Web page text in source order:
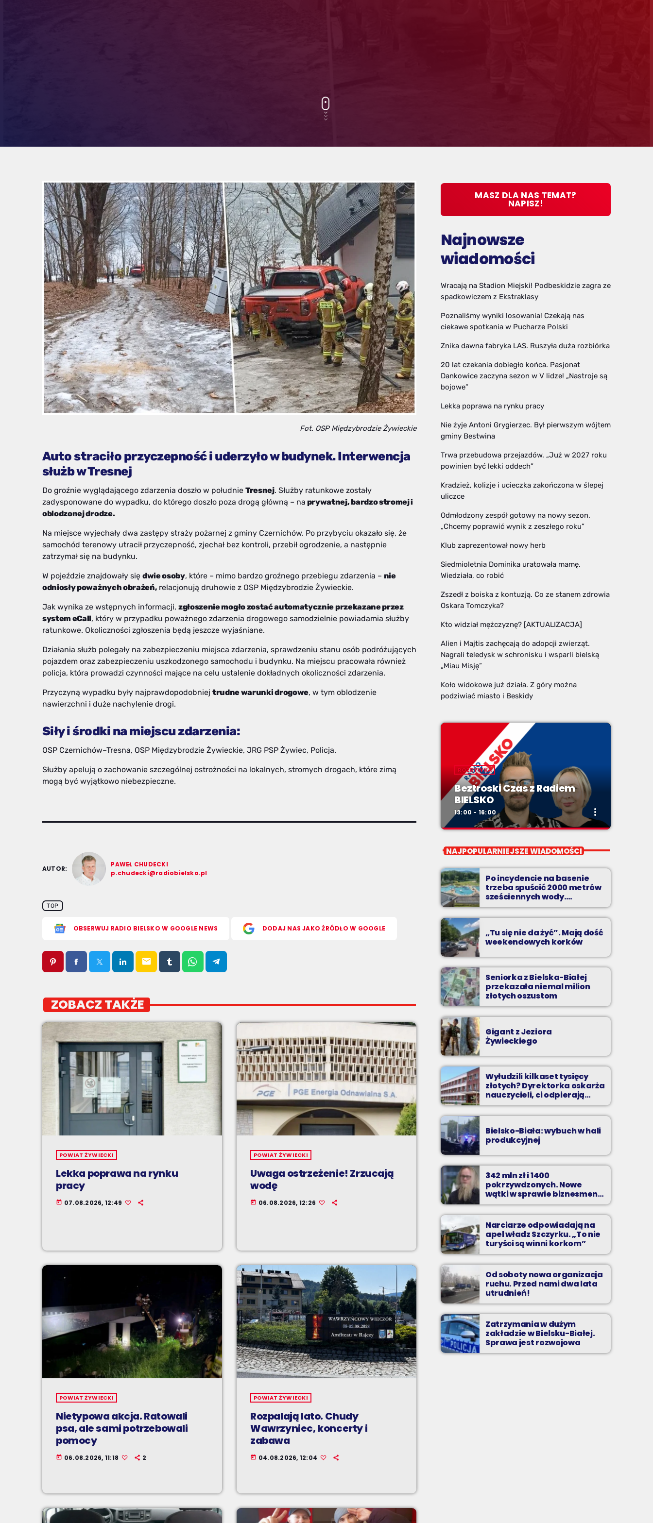
Fot. OSP Międzybrodzie Żywieckie
Auto straciło przyczepność i uderzyło w budynek. Interwencja
służb w Tresnej
Do groźnie wyglądającego zdarzenia doszło w południe Tresnej. Służby ratunkowe zostały
zadysponowane do wypadku, do którego doszło poza drogą główną – na prywatnej, bardzo stromej i
oblodzonej drodze.
Na miejsce wyjechały dwa zastępy straży pożarnej z gminy Czernichów. Po przybyciu okazało się, że
samochód terenowy utracił przyczepność, zjechał bez kontroli, przebił ogrodzenie, a następnie
zatrzymał się na budynku.
W pojeździe znajdowały się dwie osoby, które – mimo bardzo groźnego przebiegu zdarzenia – nie
odniosły poważnych obrażeń, relacjonują druhowie z OSP Międzybrodzie Żywieckie.
Jak wynika ze wstępnych informacji, zgłoszenie mogło zostać automatycznie przekazane przez
system eCall, który w przypadku poważnego zdarzenia drogowego samodzielnie powiadamia służby
ratunkowe. Okoliczności zgłoszenia będą jeszcze wyjaśniane.
Działania służb polegały na zabezpieczeniu miejsca zdarzenia, sprawdzeniu stanu osób podróżujących
pojazdem oraz zabezpieczeniu uszkodzonego samochodu i budynku. Na miejscu pracowała również
policja, która prowadzi czynności mające na celu ustalenie dokładnych okoliczności zdarzenia.
Przyczyną wypadku były najprawdopodobniej trudne warunki drogowe, w tym oblodzenie
nawierzchni i duże nachylenie drogi.
Siły i środki na miejscu zdarzenia:
OSP Czernichów–Tresna, OSP Międzybrodzie Żywieckie, JRG PSP Żywiec, Policja.
Służby apelują o zachowanie szczególnej ostrożności na lokalnych, stromych drogach, które zimą
mogą być wyjątkowo niebezpieczne.
AUTOR:
PAWEŁ CHUDECKI
p.chudecki@radiobielsko.pl
TOP
OBSERWUJ RADIO BIELSKO W GOOGLE NEWS DODAJ NAS JAKO ŹRÓDŁO W GOOGLE
email
ZOBACZ TAKŻE
POWIAT ŻYWIECKI
Lekka poprawa na rynku
pracy
today 07.08.2026, 12:49
POWIAT ŻYWIECKI
Uwaga ostrzeżenie! Zrzucają
wodę
today 06.08.2026, 12:26
POWIAT ŻYWIECKI
Nietypowa akcja. Ratowali
psa, ale sami potrzebowali
pomocy
today 06.08.2026, 11:18 2
POWIAT ŻYWIECKI
Rozpalają lato. Chudy
Wawrzyniec, koncerty i
zabawa
today 04.08.2026, 12:04
MASZ DLA NAS TEMAT?
NAPISZ!
Najnowsze
wiadomości
Wracają na Stadion Miejski! Podbeskidzie zagra ze
spadkowiczem z Ekstraklasy
Poznaliśmy wyniki losowania! Czekają nas
ciekawe spotkania w Pucharze Polski
Znika dawna fabryka LAS. Ruszyła duża rozbiórka
20 lat czekania dobiegło końca. Pasjonat
Dankowice zaczyna sezon w V lidze! „Nastroje są
bojowe”
Lekka poprawa na rynku pracy
Nie żyje Antoni Grygierzec. Był pierwszym wójtem
gminy Bestwina
Trwa przebudowa przejazdów. „Już w 2027 roku
powinien być lekki oddech”
Kradzież, kolizje i ucieczka zakończona w ślepej
uliczce
Odmłodzony zespół gotowy na nowy sezon.
„Chcemy poprawić wynik z zeszłego roku”
Klub zaprezentował nowy herb
Siedmioletnia Dominika uratowała mamę.
Wiedziała, co robić
Zszedł z boiska z kontuzją. Co ze stanem zdrowia
Oskara Tomczyka?
Kto widział mężczyznę? [AKTUALIZACJA]
Alien i Majtis zachęcają do adopcji zwierząt.
Nagrali teledysk w schronisku i wsparli bielską
„Miau Misję”
Koło widokowe już działa. Z góry można
podziwiać miasto i Beskidy
ROZRYWKA
Beztroski Czas z Radiem
BIELSKO
13:00 - 16:00 more_vert
Beztroski Czas z Radiem
do poniedziałku do piątku od 13 do 16
jak atrakcyjnie spędzić czas w regionie, jak
ominąć korki i jak odpocząć?
NAJPOPULARNIEJSZE WIADOMOŚCI
Po incydencie na basenie
trzeba spuścić 2000 metrów
sześciennych wody.
„Ogromne koszty i ogromna
praca”
„Tu się nie da żyć”. Mają dość
weekendowych korków
Seniorka z Bielska-Białej
przekazała niemal milion
złotych oszustom
Gigant z Jeziora
Żywieckiego
Wyłudzili kilkaset tysięcy
złotych? Dyrektorka oskarża
nauczycieli, ci odpierają
zarzuty
Bielsko-Biała: wybuch w hali
produkcyjnej
342 mln zł i 1400
pokrzywdzonych. Nowe
wątki w sprawie biznesmena
z Bielska-Białej
Narciarze odpowiadają na
apel władz Szczyrku. „To nie
turyści są winni korkom”
Od soboty nowa organizacja
ruchu. Przed nami dwa lata
utrudnień!
Zatrzymania w dużym
zakładzie w Bielsku-Białej.
Sprawa jest rozwojowa